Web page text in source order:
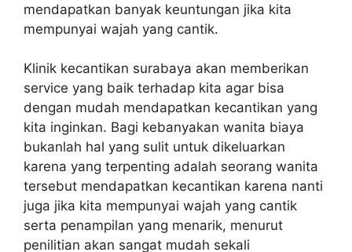
mendapatkan banyak keuntungan jika kita
mempunyai wajah yang cantik.
Klinik kecantikan surabaya akan memberikan
service yang baik terhadap kita agar bisa
dengan mudah mendapatkan kecantikan yang
kita inginkan. Bagi kebanyakan wanita biaya
bukanlah hal yang sulit untuk dikeluarkan
karena yang terpenting adalah seorang wanita
tersebut mendapatkan kecantikan karena nanti
juga jika kita mempunyai wajah yang cantik
serta penampilan yang menarik, menurut
penilitian akan sangat mudah sekali